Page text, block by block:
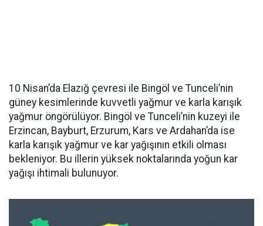
10 Nisan’da Elazığ çevresi ile Bingöl ve Tunceli’nin
güney kesimlerinde kuvvetli yağmur ve karla karışık
yağmur öngörülüyor. Bingöl ve Tunceli’nin kuzeyi ile
Erzincan, Bayburt, Erzurum, Kars ve Ardahan’da ise
karla karışık yağmur ve kar yağışının etkili olması
bekleniyor. Bu illerin yüksek noktalarında yoğun kar
yağışı ihtimali bulunuyor.